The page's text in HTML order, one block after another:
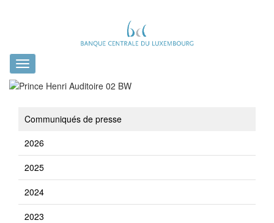
Toggle
navigation
Communiqués de presse
2026
2025
2024
2023